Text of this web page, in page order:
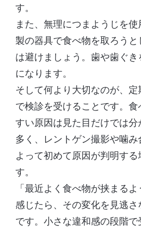
す。
また、無理につまようじを
製の器具で食べ物を取ろうと
は避けましょう。歯や歯ぐ
になります。
そして何より大切なのが、
で検診を受けることです。
すい原因は見た目だけでは分
多く、レントゲン撮影や噛
よって初めて原因が判明する
す。
「最近よく食べ物が挟まる
感じたら、その変化を見逃
です。小さな違和感の段階